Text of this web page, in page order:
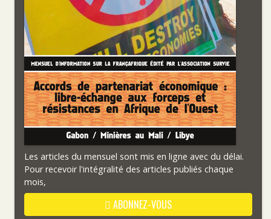
Les articles du mensuel sont mis en ligne avec du délai.
Pour recevoir l'intégralité des articles publiés chaque
mois,
ABONNEZ-VOUS